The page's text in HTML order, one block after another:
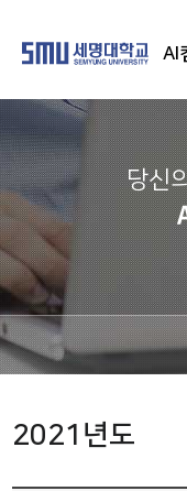
AI
당신
2021년도